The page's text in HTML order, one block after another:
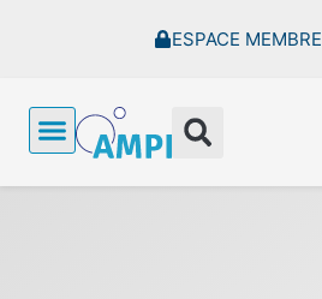
ESPACE MEMBRE